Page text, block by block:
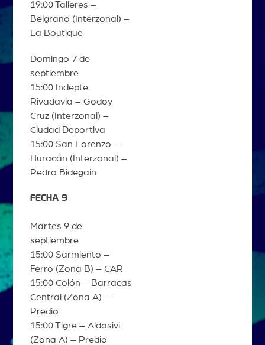
19:00 Talleres –
Belgrano (Interzonal) –
La Boutique
Domingo 7 de
septiembre
15:00 Indepte.
Rivadavia – Godoy
Cruz (Interzonal) –
Ciudad Deportiva
15:00 San Lorenzo –
Huracán (Interzonal) –
Pedro Bidegain
FECHA 9
Martes 9 de
septiembre
15:00 Sarmiento –
Ferro (Zona B) – CAR
15:00 Colón – Barracas
Central (Zona A) –
Predio
15:00 Tigre – Aldosivi
(Zona A) – Predio